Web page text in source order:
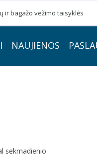
ir bagažo vežimo taisyklės
NAUJIENOS
sekmadienio